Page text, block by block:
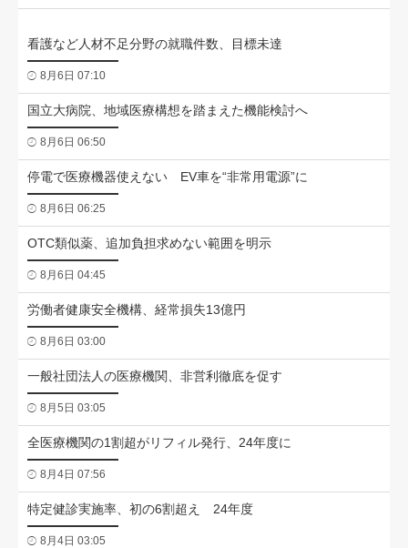
看護など人材不足分野の就職件数、目標未達
8月6日 07:10
国立大病院、地域医療構想を踏まえた機能検討へ
8月6日 06:50
停電で医療機器使えない EV車を“非常用電源”に
8月6日 06:25
OTC類似薬、追加負担求めない範囲を明示
8月6日 04:45
労働者健康安全機構、経常損失13億円
8月6日 03:00
一般社団法人の医療機関、非営利徹底を促す
8月5日 03:05
全医療機関の1割超がリフィル発行、24年度に
8月4日 07:56
特定健診実施率、初の6割超え 24年度
8月4日 03:05